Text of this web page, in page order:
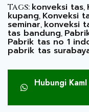
Tags: konveksi tas,
kupang, Konveksi
seminar, konveksi
tas bandung,
Pabrik tas no 1
pabrik tas
Hubungi